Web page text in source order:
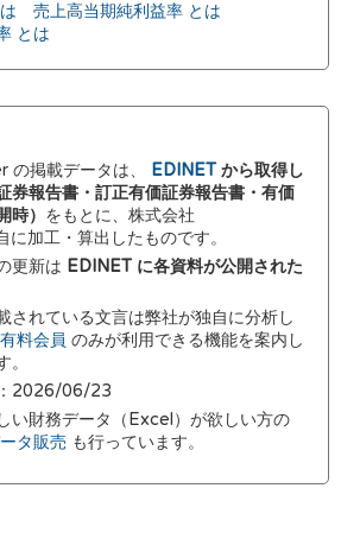
売上高当期純利益率 とは
とは
掲載データは、 EDINETから取得し
券報告書・訂正有価証券報告書・有価
時） をもとに、株式会社
加工・算出したものです。
更新は EDINET に各資料が公開された
されている文言は弊社が独自に分析し
有料会員 のみが利用できる機能を案内し
2026/06/23
い財務データ（Excel）が欲しい方の
タ販売 も行っています。